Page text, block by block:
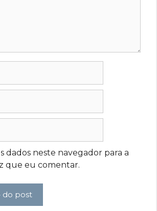
dados neste navegador para a
que eu comentar.